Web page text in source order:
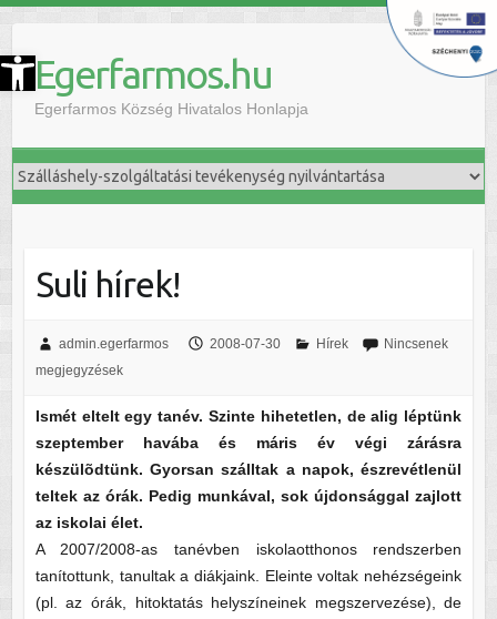
Eszköztár megnyitása Egerfarmos.hu
Egerfarmos Község Hivatalos Honlapja
Suli hírek!
admin.egerfarmos 2008-07-30 Hírek
Nincsenek
megjegyzések
Ismét eltelt egy tanév. Szinte hihetetlen, de alig léptünk
szeptember havába és máris év végi zárásra
készülõdtünk. Gyorsan szálltak a napok, észrevétlenül
teltek az órák. Pedig munkával, sok újdonsággal zajlott
az iskolai élet.
A 2007/2008-as tanévben iskolaotthonos rendszerben
tanítottunk, tanultak a diákjaink. Eleinte voltak nehézségeink
(pl. az órák, hitoktatás helyszíneinek megszervezése), de